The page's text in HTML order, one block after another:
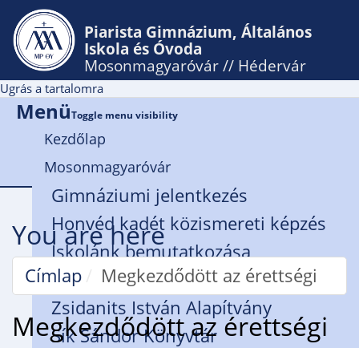
Piarista Gimnázium, Általános
Iskola és Óvoda
Mosonmagyaróvár // Hédervár
Ugrás a tartalomra
MenüToggle menu visibility
Kezdőlap
Mosonmagyaróvár
Gimnáziumi jelentkezés
Honvéd kadét közismereti képzés
Iskolánk bemutatkozása
Rendház
Zsidanits István Alapítvány
Sík Sándor Könyvtár
You are here
Címlap Megkezdődött az érettségi
Megkezdődött az érettségi